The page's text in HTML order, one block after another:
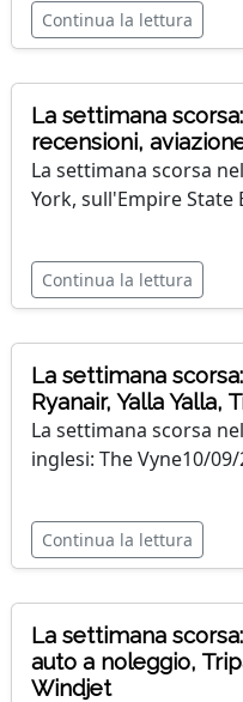
Continua la lettura
La settimana
recensioni,
La settimana scorsa
York, sull'Empire
Continua la lettura
La settimana
Ryanair, Yalla Yalla,
La settimana scorsa
inglesi: The Vyne10/09/
Continua la lettura
La settimana
auto a noleggio,
Windjet